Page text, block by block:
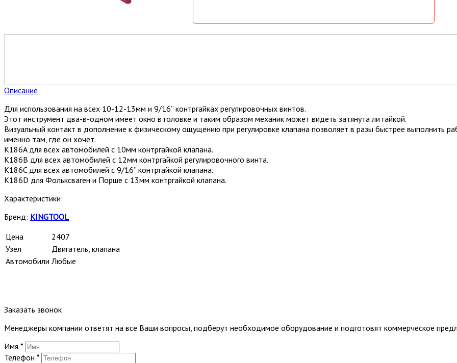
Описание
Для использования на всех 10-12-13мм и 9/16” контргайках регулировочных винтов.
Этот инструмент два-в-одном имеет окно в головке и таким образом механик может видеть затянута ли гайкой.
Визуальный контакт в дополнение к физическому ощущению при регулировке клапана позволяет в разы быстрее выполнить
именно там, где он хочет.
K186A для всех автомобилей с 10мм контргайкой клапана.
K186B для всех автомобилей с 12мм контргайкой регулировочного винта.
K186C для всех автомобилей с 9/16” контргайкой клапана.
K186D для Фольксваген и Порше с 13мм контргайкой клапана.
Характеристики:
Бренд: KINGTOOL
Цена
2407
Узел
Двигатель, клапана
Автомобили Любые
Заказать звонок
Менеджеры компании ответят на все Ваши вопросы, подберут необходимое оборудование и подготовят коммерческое
Имя *
Телефон *